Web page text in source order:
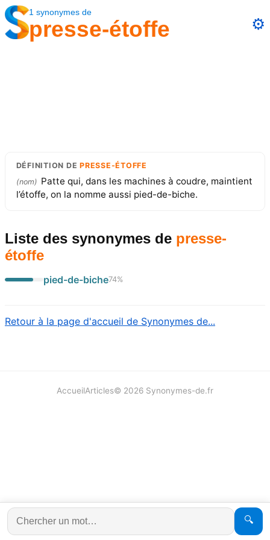
1 synonymes de
presse-étoffe ⚙️
DÉFINITION DEPRESSE-ÉTOFFE
(nom) Patte qui, dans les machines à coudre, maintient
l’étoffe, on la nomme aussi pied-de-biche.
Liste des synonymes de presse-
étoffe
pied-de-biche74%
Retour à la page d'accueil de Synonymes de...
🔍
AccueilArticles© 2026 Synonymes-de.fr